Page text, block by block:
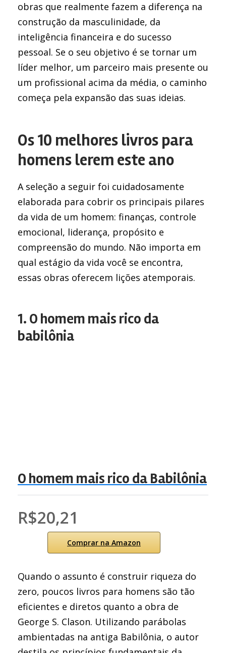
obras que realmente fazem a diferença na
construção da masculinidade, da
inteligência financeira e do sucesso
pessoal. Se o seu objetivo é se tornar um
líder melhor, um parceiro mais presente ou
um profissional acima da média, o caminho
começa pela expansão das suas ideias.
Os 10 melhores livros para
homens lerem este ano
A seleção a seguir foi cuidadosamente
elaborada para cobrir os principais pilares
da vida de um homem: finanças, controle
emocional, liderança, propósito e
compreensão do mundo. Não importa em
qual estágio da vida você se encontra,
essas obras oferecem lições atemporais.
1. O homem mais rico da
babilônia
O homem mais rico da Babilônia
R$20,21
Comprar na Amazon
Quando o assunto é construir riqueza do
zero, poucos livros para homens são tão
eficientes e diretos quanto a obra de
George S. Clason. Utilizando parábolas
ambientadas na antiga Babilônia, o autor